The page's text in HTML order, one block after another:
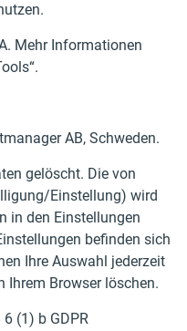
Mehr Informationen
AB, Schweden.
gelöscht. Die von
Einstellung) wird
in den Einstellungen
befinden sich
Ihre Auswahl jederzeit
Ihrem Browser löschen.
(1) b GDPR